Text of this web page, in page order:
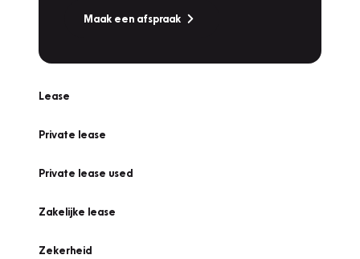
Maak een afspraak
Lease
Private lease
Private lease used
Zakelijke lease
Zekerheid